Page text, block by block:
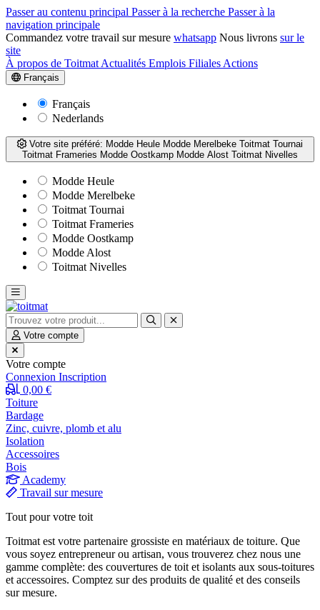
Passer au contenu principal Passer à la recherche Passer à la
navigation principale
Commandez votre travail sur mesure whatsapp Nous livrons sur le
site
À propos de Toitmat Actualités Emplois Filiales Actions
Français
Français
Nederlands
Votre site préféré: Modde Heule Modde Merelbeke Toitmat Tournai
Toitmat Frameries Modde Oostkamp Modde Alost Toitmat Nivelles
Modde Heule
Modde Merelbeke
Toitmat Tournai
Toitmat Frameries
Modde Oostkamp
Modde Alost
Toitmat Nivelles
Votre compte
Votre compte
Connexion Inscription
0,00 €
Toiture
Bardage
Zinc, cuivre, plomb et alu
Isolation
Accessoires
Bois
Academy
Travail sur mesure
Tout pour votre toit
Toitmat est votre partenaire grossiste en matériaux de toiture. Que
vous soyez entrepreneur ou artisan, vous trouverez chez nous une
gamme complète: des couvertures de toit et isolants aux sous-toitures
et accessoires. Comptez sur des produits de qualité et des conseils
sur mesure.